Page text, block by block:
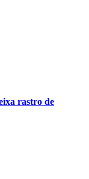
rastro de